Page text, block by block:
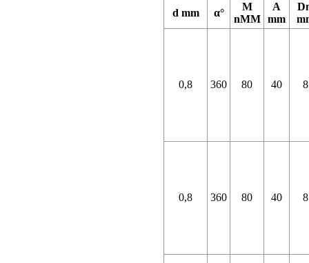
d mm α°
M
nMM
A
mm
0,8 360 80 40 8
0,8 360 80 40 8